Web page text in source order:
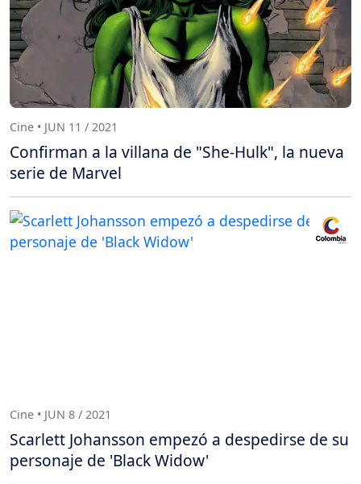
Cine • JUN 11 / 2021
Confirman a la villana de "She-Hulk", la nueva
serie de Marvel
Cine • JUN 8 / 2021
Scarlett Johansson empezó a despedirse de su
personaje de 'Black Widow'